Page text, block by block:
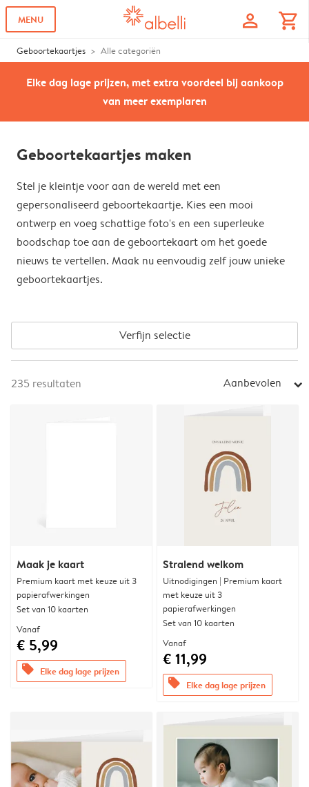
MENU profile shopping_cart
Geboortekaartjes Alle categoriën
Elke dag lage prijzen, met extra voordeel bij aankoop
van meer exemplaren
Geboortekaartjes maken
Stel je kleintje voor aan de wereld met een
gepersonaliseerd geboortekaartje. Kies een mooi
ontwerp en voeg schattige foto's en een superleuke
boodschap toe aan de geboortekaart om het goede
nieuws te vertellen. Maak nu eenvoudig zelf jouw unieke
geboortekaartjes.
Verfijn selectie
235 resultaten Aanbevolen arrow_right
Maak je kaart
Premium kaart met keuze uit 3
papierafwerkingen
Set van 10 kaarten
Vanaf
€ 5,99
offers Elke dag lage prijzen
Stralend welkom
Uitnodigingen | Premium kaart
met keuze uit 3
papierafwerkingen
Set van 10 kaarten
Vanaf
€ 11,99
offers Elke dag lage prijzen